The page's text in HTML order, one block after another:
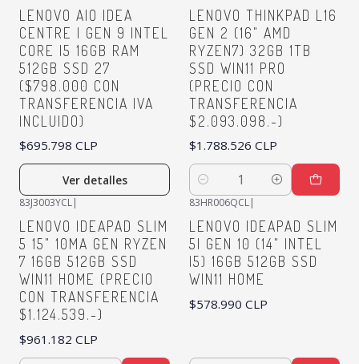
LENOVO AIO IDEA
CENTRE I GEN 9 INTEL
CORE I5 16GB RAM
512GB SSD 27
($798.000 CON
TRANSFERENCIA IVA
INCLUIDO)
$695.798 CLP
Ver detalles
LENOVO THINKPAD L16
GEN 2 (16" AMD
RYZEN7) 32GB 1TB
SSD WIN11 PRO
(PRECIO CON
TRANSFERENCIA
$2.093.098.-)
$1.788.526 CLP
Cantidad
83J3003YCL|
LENOVO IDEAPAD SLIM
5 15" 10MA GEN RYZEN
7 16GB 512GB SSD
WIN11 HOME (PRECIO
CON TRANSFERENCIA
$1.124.539.-)
$961.182 CLP
83HR006QCL|
LENOVO IDEAPAD SLIM
5I GEN 10 (14" INTEL
I5) 16GB 512GB SSD
WIN11 HOME
$578.990 CLP